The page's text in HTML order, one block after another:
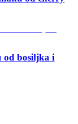
od bosiljka i